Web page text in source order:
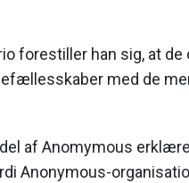
forestiller han sig, at
med de
af Anomymous
Anonymous-